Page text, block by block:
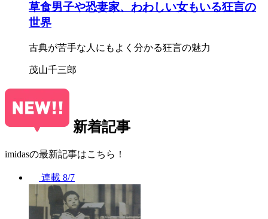
草食男子や恐妻家、わわしい女もいる狂言の
世界
古典が苦手な人にもよく分かる狂言の魅力
茂山千三郎
新着記事
imidasの最新記事はこちら！
連載 8/7